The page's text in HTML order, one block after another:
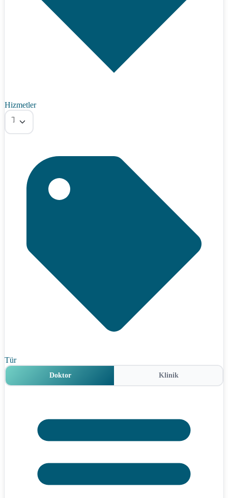
Hizmetler
Tümü
Tür
Doktor Klinik